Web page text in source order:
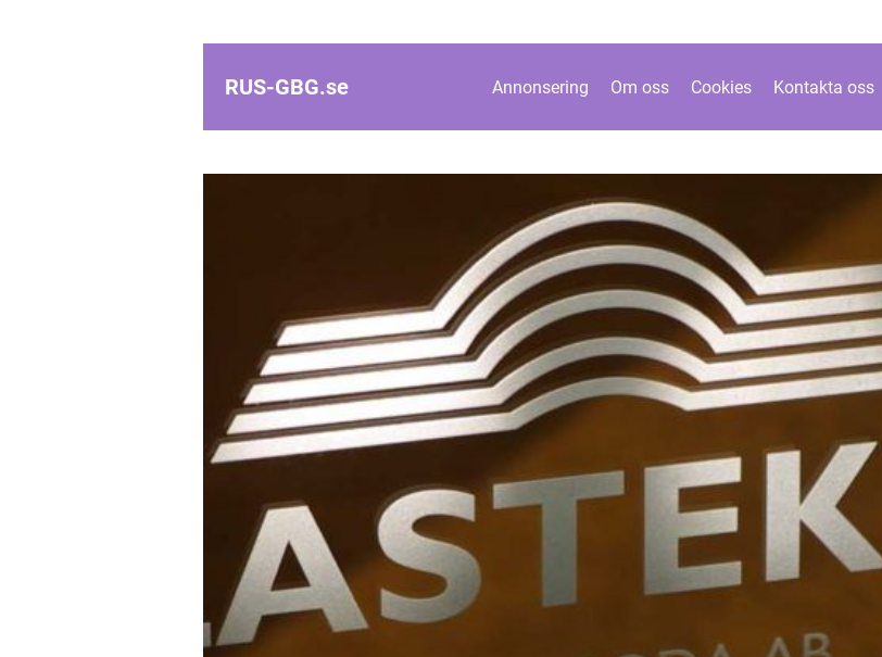
RUS-GBG.se Annonsering Om oss Cookies Kontakta oss